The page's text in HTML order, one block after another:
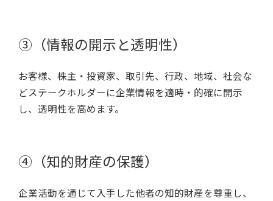
③（情報の開示と透明性）
お客様、株主・投資家、取引先、行政、地域、社会な
どステークホルダーに企業情報を適時・的確に開示
し、透明性を高めます。
④（知的財産の保護）
企業活動を通じて入手した他者の知的財産を尊重し、